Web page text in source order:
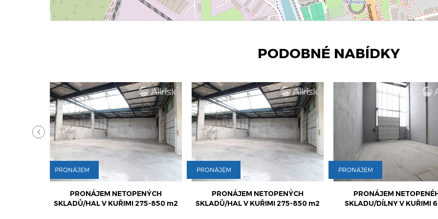
PODOBNÉ NABÍDKY
PRONÁJEM
PRONÁJEM NETOPENÝCH
SKLADŮ/HAL V KUŘIMI 275-850 m2
PRONÁJEM
PRONÁJEM NETOPENÉHO
SKLADU/DÍLNY V KUŘIMI 63 m2
PRONÁJEM
PRONÁJEM KOMERČNÍHO
275 m2 S VOLNOU PLOCHOU